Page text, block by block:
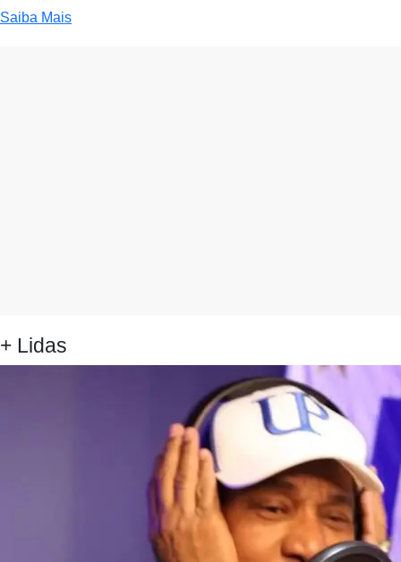
Saiba Mais
+ Lidas